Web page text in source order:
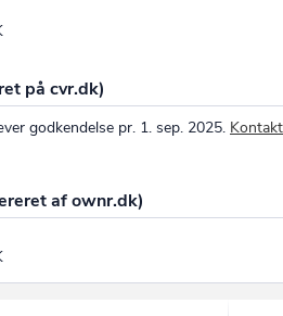
på cvr.dk)
godkendelse pr. 1. sep. 2025.
af ownr.dk)